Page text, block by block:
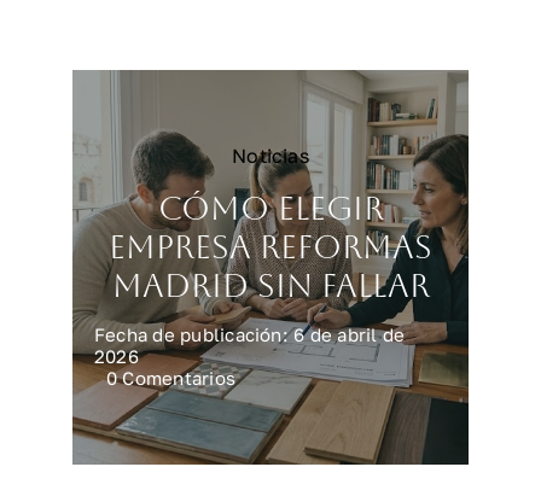
casa
Noticias
Cómo elegir
empresa reformas
Madrid sin fallar
Fecha de publicación: 6 de abril de
2026
0 Comentarioson
Cómo
elegir
empresa
reformas